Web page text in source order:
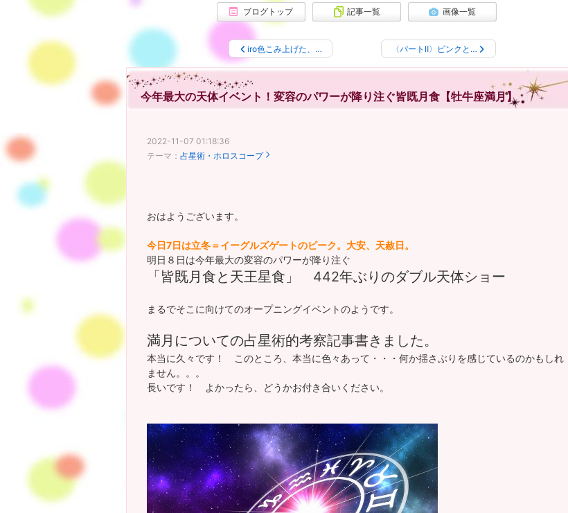
ブログトップ 記事一覧 画像一覧
iro色こみ上げた、… 〈パートⅡ〉ピンクと…
今年最大の天体イベント！変容のパワーが降り注ぐ皆既月食【牡牛座満月】
2022-11-07 01:18:36
テーマ： 占星術・ホロスコープ
おはようございます。
今日7日は立冬＝イーグルズゲートのピーク。大安、天赦日。
明日８日は今年最大の変容のパワーが降り注ぐ
「皆既月食と天王星食」 442年ぶりのダブル天体ショー
まるでそこに向けてのオープニングイベントのようです。
満月についての占星術的考察記事書きました。
本当に久々です！ このところ、本当に色々あって・・・何か揺さぶりを感じているのかもしれ
ません。。。
長いです！ よかったら、どうかお付き合いください。